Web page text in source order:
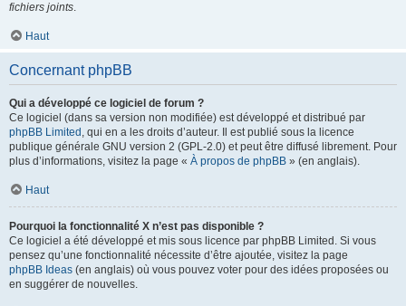
fichiers joints.
Haut
Concernant phpBB
Qui a développé ce logiciel de forum ?
Ce logiciel (dans sa version non modifiée) est développé et distribué par
phpBB Limited , qui en a les droits d’auteur. Il est publié sous la licence
publique générale GNU version 2 (GPL-2.0) et peut être diffusé librement. Pour
plus d’informations, visitez la page « À propos de phpBB » (en anglais).
Haut
Pourquoi la fonctionnalité X n’est pas disponible ?
Ce logiciel a été développé et mis sous licence par phpBB Limited. Si vous
pensez qu’une fonctionnalité nécessite d’être ajoutée, visitez la page
phpBB Ideas (en anglais) où vous pouvez voter pour des idées proposées ou
en suggérer de nouvelles.